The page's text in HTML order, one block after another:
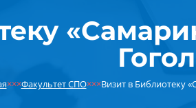
×××Факультет СПО×××Визит в Библиотеку